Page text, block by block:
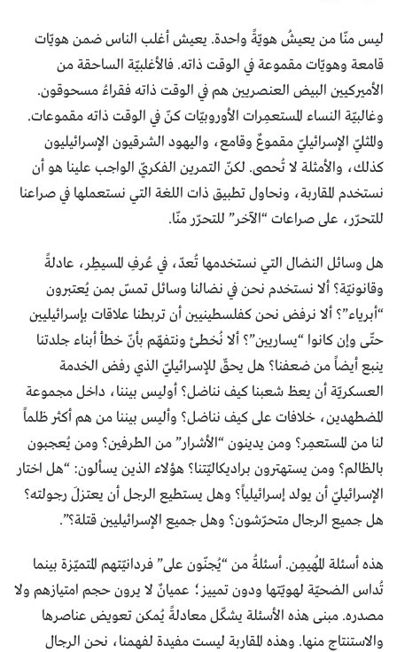
ليس منّا من يعيشُ هويّةً واحدة. يعيش أغلب الناس ضمن هويّات
قامعة وهويّات مقموعة في الوقت ذاته. فالأغلبيّة الساحقة من
الأميركيين البيض العنصريين هم في الوقت ذاته فقراءُ مسحوقون.
وغالبيّة النساء المستعمِرات الأوروبيّات كنّ في الوقت ذاته مقموعات.
والمثليّ الإسرائيليّ مقموعٌ وقامع، واليهود الشرقيون الإسرائيليون
كذلك، والأمثلة لا تُحصى. لكنّ التمرين الفكريّ الواجب علينا هو أن
نستخدم المقاربة، ونحاول تطبيق ذات اللغة التي نستعملها في صراعنا
للتحرّر، على صراعات “الآخر” للتحرّر منّا.
هل وسائل النضال التي نستخدمها تُعدّ، في عُرفِ المسيطِر، عادلةً
وقانونيّة؟ ألا نستخدم نحن في نضالنا وسائل تمسّ بمن يُعتبرون
“أبرياء”؟ ألا نرفض نحن كفلسطينيين أن تربطنا علاقات بإسرائيليين
حتّى وإن كانوا “يساريين”؟ ألا نُخطئ ونتفهّم بأنّ خطأ أبناء جلدتنا
ينبع أيضاً من ضعفنا؟ هل يحقّ للإسرائيليّ الذي رفض الخدمة
العسكريّة أن يعظ شعبنا كيف نناضل؟ أوليس بيننا، داخل مجموعة
المضطهدين، خلافات على كيف نناضل؟ وأليس بيننا من هم أكثر ظلماً
لنا من المستعمِر؟ ومن يدينون “الأشرار” من الطرفين؟ ومن يُعجبون
بالظالم؟ ومن يستهترون براديكاليّتنا؟ هؤلاء الذين يسألون: “هل اختار
الإسرائيليّ أن يولد إسرائيلياً؟ وهل يستطيع الرجل أن يعتزلَ رجولته؟
هل جميع الرجال متحرّشون؟ وهل جميع الإسرائيليين قتلة؟”.
هذه أسئلة المُهيمِن. أسئلةُ من “يُجنّون على” فردانيّتهم المتميّزة بينما
تُداس الضحيّة لهويّتها ودون تمييز؛ عميانٌ لا يرون حجم امتيازهم ولا
مصدره. مبنى هذه الأسئلة يشكّل معادلةً يُمكن تعويض عناصرها
والاستنتاج منها. وهذه المقاربة ليست مفيدة لفهمنا، نحن الرجال